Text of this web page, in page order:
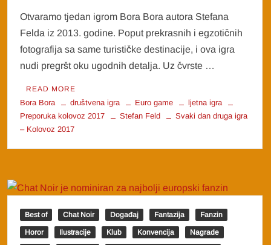
Otvaramo tjedan igrom Bora Bora autora Stefana
Felda iz 2013. godine. Poput prekrasnih i egzotičnih
fotografija sa same turističke destinacije, i ova igra
nudi pregršt oku ugodnih detalja. Uz čvrste …
READ MORE
Bora Bora društvena igra Euro game
ljetna igra
Preporuka kolovoz 2017
Stefan Feld
Svaki dan druga igra
– Kolovoz 2017
Best of Chat Noir Događaj Fantazija Fanzin
Horor Ilustracije Klub Konvencija Nagrade